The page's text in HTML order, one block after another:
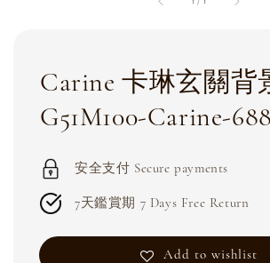
Carine 卡琳玄關背
G51M100-Carine-688
安全支付 Secure payments
7天鑑賞期 7 Days Free Return
Add to wishlist